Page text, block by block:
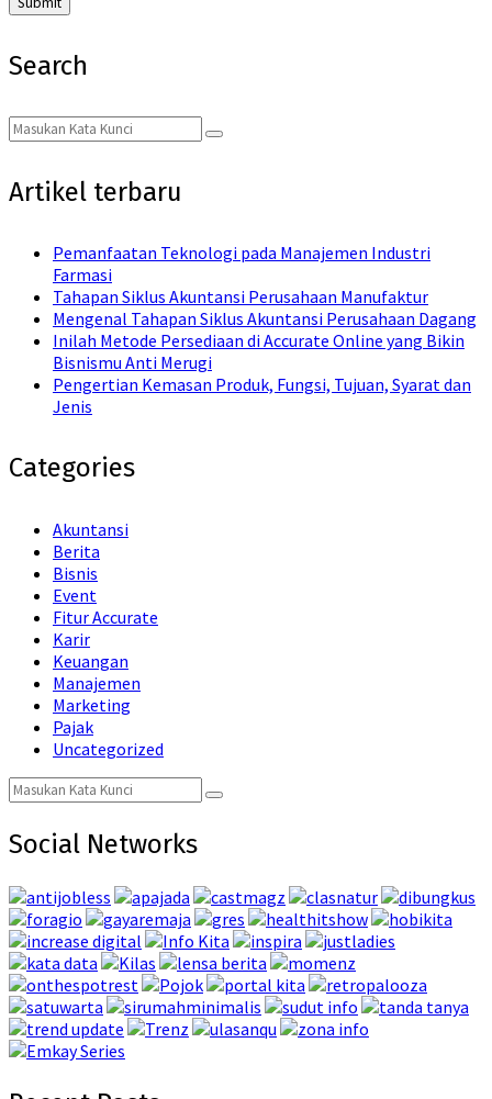
Search
Search
for:
Search
Artikel terbaru
Pemanfaatan Teknologi pada Manajemen Industri
Farmasi
Tahapan Siklus Akuntansi Perusahaan Manufaktur
Mengenal Tahapan Siklus Akuntansi Perusahaan Dagang
Inilah Metode Persediaan di Accurate Online yang Bikin
Bisnismu Anti Merugi
Pengertian Kemasan Produk, Fungsi, Tujuan, Syarat dan
Jenis
Categories
Akuntansi
Berita
Bisnis
Event
Fitur Accurate
Karir
Keuangan
Manajemen
Marketing
Pajak
Uncategorized
Search
for:
Search
Social Networks